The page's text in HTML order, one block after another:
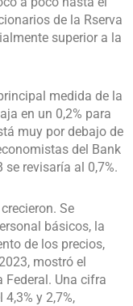
de la Rserva
superior a la
medida de la
en un 0,2% para
muy por debajo de
del Bank
revisaría al 0,7%.
Se
básicos, la
de los precios,
mostró el
Federal. Una cifra
y 2,7%,